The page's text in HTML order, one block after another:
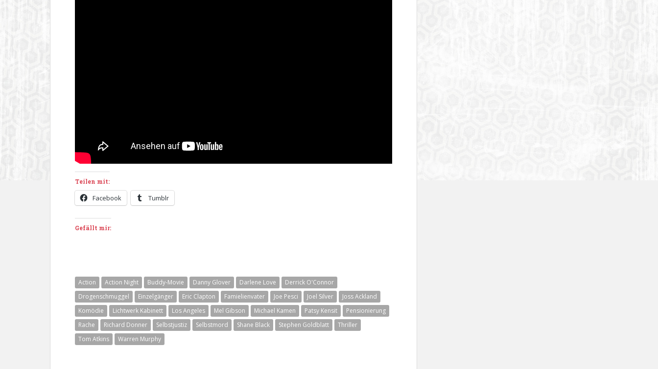
Teilen mit:
Facebook Tumblr
Gefällt mir:
Action Action Night Buddy-Movie Danny Glover Darlene Love
Derrick O'Connor
Drogenschmuggel
Einzelgänger Eric Clapton Famielienvater Joe Pesci Joel Silver
Joss Ackland
Komödie
Lichtwerk Kabinett Los Angeles Mel Gibson Michael Kamen Patsy Kensit
Pensionierung
Rache
Richard Donner Selbstjustiz Selbstmord Shane Black Stephen Goldblatt
Thriller
Tom Atkins
Warren Murphy